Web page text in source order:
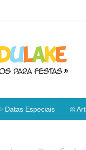
Datas Especiais